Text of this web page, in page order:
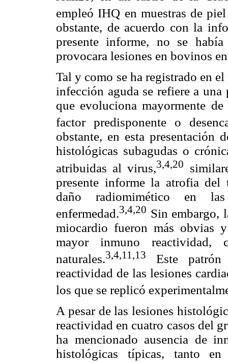
empleó IHQ en muestras de
obstante, de acuerdo con la
presente informe, no se
provocara lesiones en bovinos
Tal y como se ha registrado en
infección aguda se refiere a
que evoluciona mayormente
factor predisponente o
obstante, en esta presentación
histológicas subagudas o
atribuidas al virus,3,4,20
presente informe la atrofia
daño radiomimético en
enfermedad.3,4,20 Sin embargo,
miocardio fueron más obvias
mayor inmuno
naturales.3,4,11,13
Este patrón
reactividad de las lesiones
los que se replicó
A pesar de las lesiones
reactividad en cuatro casos del
ha mencionado ausencia de
histológicas típicas, tanto